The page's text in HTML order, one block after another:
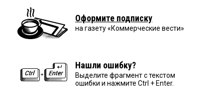
Оформите подписку
на газету «Коммерческие вести»
Нашли ошибку?
Выделите фрагмент с текстом
ошибки и нажмите Ctrl + Enter.